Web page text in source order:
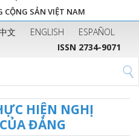
SẢN VIỆT NAM
文 ENGLISH
ESPAÑOL
ISSN 2734-9071
HIỆN NGHỊ
ĐẢNG